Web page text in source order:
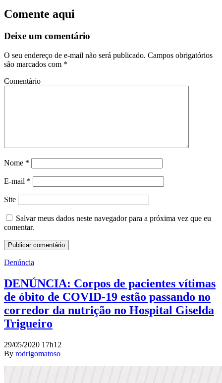
Comente aqui
Deixe um comentário
O seu endereço de e-mail não será publicado. Campos obrigatórios
são marcados com *
Comentário
Nome *
E-mail *
Site
Salvar meus dados neste navegador para a próxima vez que eu
comentar.
Denúncia
DENÚNCIA: Corpos de pacientes vítimas
de óbito de COVID-19 estão passando no
corredor da nutrição no Hospital Giselda
Trigueiro
29/05/2020 17h12
By rodrigomatoso